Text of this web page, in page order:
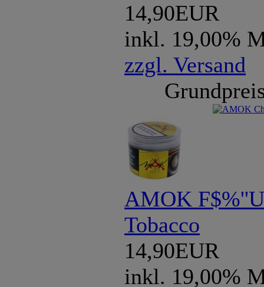
14,90EUR
inkl. 19,00%
zzgl. Versand
AMOK
Tobacco
14,90EUR
inkl. 19,00%